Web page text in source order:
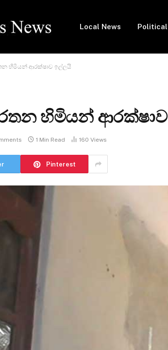
Local News Political
හිමියන් ආරක්ෂාව ඉල්ලයි
හිමියන්
1 Min Read 160 Views
Pinterest